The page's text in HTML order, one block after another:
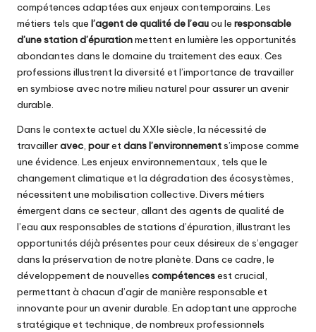
compétences adaptées aux enjeux contemporains. Les
métiers tels que l’agent de qualité de l’eauou le responsable
d’une station d’épurationmettent en lumière les opportunités
abondantes dans le domaine du traitement des eaux. Ces
professions illustrent la diversité et l’importance de travailler
en symbiose avec notre milieu naturel pour assurer un avenir
durable.
Dans le contexte actuel du XXIe siècle, la nécessité de
travailleravec, pouretdans l’environnements’impose comme
une évidence. Les enjeux environnementaux, tels que le
changement climatique et la dégradation des écosystèmes,
nécessitent une mobilisation collective. Divers métiers
émergent dans ce secteur, allant des agents de qualité de
l’eau aux responsables de stations d’épuration, illustrant les
opportunités déjà présentes pour ceux désireux de s’engager
dans la préservation de notre planète. Dans ce cadre, le
développement de nouvelles compétencesest crucial,
permettant à chacun d’agir de manière responsable et
innovante pour un avenir durable. En adoptant une approche
stratégique et technique, de nombreux professionnels